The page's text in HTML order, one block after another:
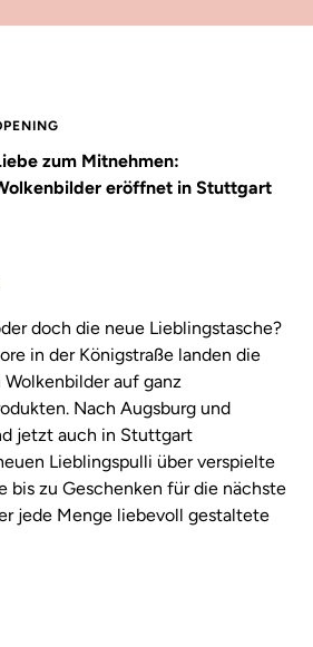
zum Mitnehmen:
eröffnet in Stuttgart
doch die neue Lieblingstasche?
in der Königstraße landen die
auf ganz
Nach Augsburg und
jetzt auch in Stuttgart
Lieblingspulli über verspielte
bis zu Geschenken für die nächste
jede Menge liebevoll gestaltete